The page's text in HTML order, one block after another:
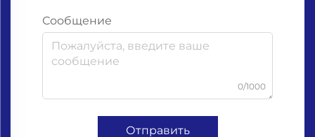
Сообщение
0/1000
Отправить